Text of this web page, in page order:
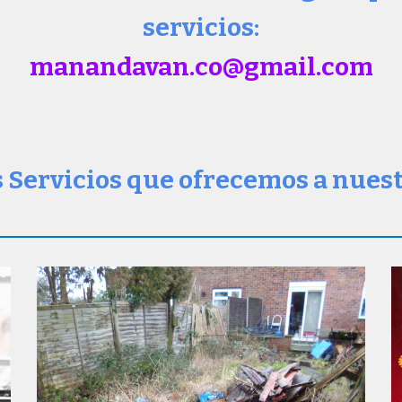
servicios:
manandavan.co@gmail.com
Servicios que ofrecemos a